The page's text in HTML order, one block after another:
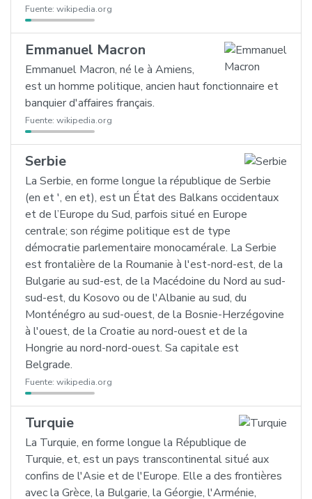
Fuente: wikipedia.org
Emmanuel Macron
Emmanuel Macron, né le à Amiens,
est un homme politique, ancien haut fonctionnaire et
banquier d'affaires français.
Fuente: wikipedia.org
Serbie
La Serbie, en forme longue la république de Serbie
(en et ', en et), est un État des Balkans occidentaux
et de l’Europe du Sud, parfois situé en Europe
centrale; son régime politique est de type
démocratie parlementaire monocamérale. La Serbie
est frontalière de la Roumanie à l'est-nord-est, de la
Bulgarie au sud-est, de la Macédoine du Nord au sud-
sud-est, du Kosovo ou de l'Albanie au sud, du
Monténégro au sud-ouest, de la Bosnie-Herzégovine
à l'ouest, de la Croatie au nord-ouest et de la
Hongrie au nord-nord-ouest. Sa capitale est
Belgrade.
Fuente: wikipedia.org
Turquie
La Turquie, en forme longue la République de
Turquie, et, est un pays transcontinental situé aux
confins de l'Asie et de l'Europe. Elle a des frontières
avec la Grèce, la Bulgarie, la Géorgie, l'Arménie,